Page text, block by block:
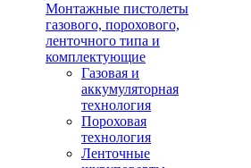
Монтажные пистолеты
газового, порохового,
ленточного типа и
комплектующие
Газовая и
аккумуляторная
технология
Пороховая
технология
Ленточные